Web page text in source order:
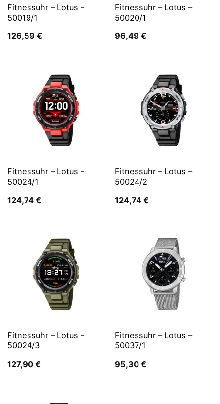
Fitnessuhr – Lotus –
50019/1
126,59 €
Fitnessuhr – Lotus –
50020/1
96,49 €
Fitnessuhr – Lotus –
50024/1
124,74 €
Fitnessuhr – Lotus –
50024/2
124,74 €
Fitnessuhr – Lotus –
50024/3
127,90 €
Fitnessuhr – Lotus –
50037/1
95,30 €